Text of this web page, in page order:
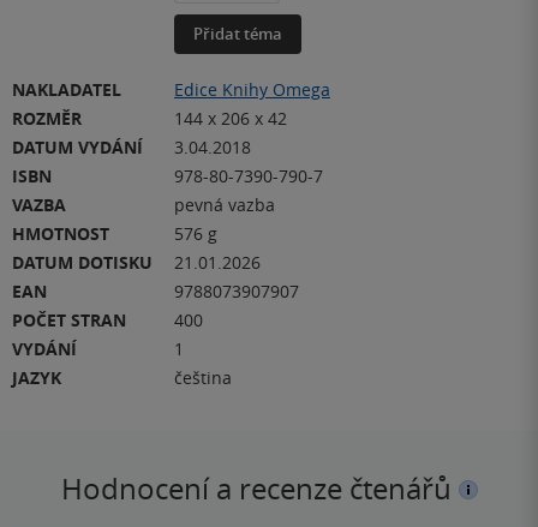
Přidat téma
NAKLADATEL
Edice Knihy Omega
ROZMĚR
144 x 206 x 42
DATUM VYDÁNÍ
3.04.2018
ISBN
978-80-7390-790-7
VAZBA
pevná vazba
HMOTNOST
576 g
DATUM DOTISKU
21.01.2026
EAN
9788073907907
POČET STRAN
400
VYDÁNÍ
1
JAZYK
čeština
Hodnocení a recenze čtenářů